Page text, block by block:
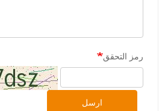
رمز التحقق
ارسل